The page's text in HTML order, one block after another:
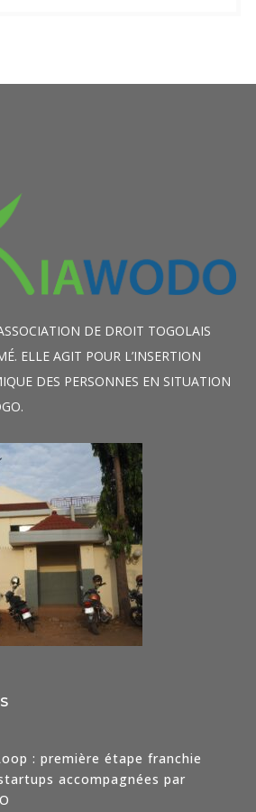
DE DROIT TOGOLAIS
ELLE AGIT POUR L’INSERTION
DES PERSONNES EN SITUATION
: première étape franchie
accompagnées par